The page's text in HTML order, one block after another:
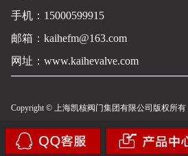
手机：15000599915
邮箱：kaihefm@163.com
网址： www.kaihevalve.com
Copyright © 上海凯核阀门集团有限公司版权所有